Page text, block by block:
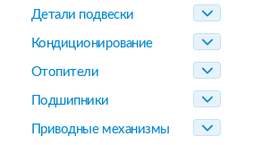
Детали подвески
Кондиционирование
Отопители
Подшипники
Приводные механизмы